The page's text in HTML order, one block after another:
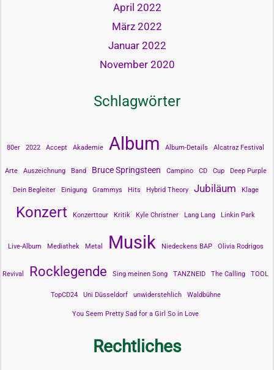
April 2022
März 2022
Januar 2022
November 2020
Schlagwörter
80er 2022 Accept Akademie Album Album-Details Alcatraz Festival
Arte Auszeichnung Band Bruce Springsteen Campino CD Cup Deep Purple
Dein Begleiter Einigung Grammys Hits Hybrid Theory Jubiläum Klage
Konzert Konzerttour Kritik Kyle Christner Lang Lang Linkin Park
Live-Album Mediathek Metal Musik Niedeckens BAP Olivia Rodrigos
Revival Rocklegende Sing meinen Song TANZNEID The Calling TOOL
TopCD24 Uni Düsseldorf unwiderstehlich Waldbühne
You Seem Pretty Sad for a Girl So in Love
Rechtliches